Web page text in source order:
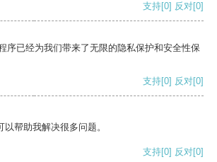
支持[0] 反对[0]
序已经为我们带来了无限的隐私保护和安全性保
支持[0] 反对[0]
帮助我解决很多问题。
支持[0] 反对[0]